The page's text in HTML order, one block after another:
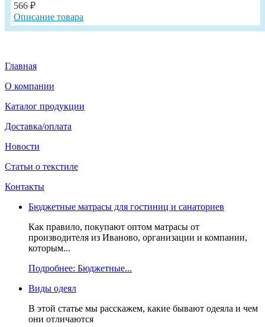
566 ₽
Описание товара
Главная
О компании
Каталог продукции
Доставка/оплата
Новости
Статьи о текстиле
Контакты
Бюджетные матрасы для гостиниц и санаториев
Как правило, покупают оптом матрасы от
производителя из Иваново, организации и компании,
которым...
Подробнее: Бюджетные...
Виды одеял
В этой статье мы расскажем, какие бывают одеяла и чем
они отличаются